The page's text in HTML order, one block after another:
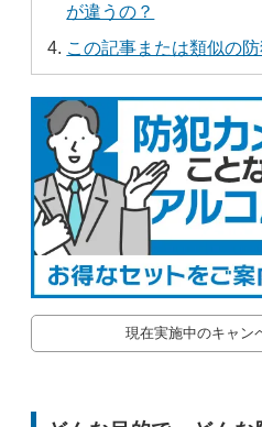
が違うの？
この記事または類似の
現在実施中のキャン